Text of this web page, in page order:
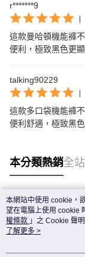
r*******9
這款曼哈頓機能褲
便利，極致黑色更顯
talking90229
這款多口袋機能褲
便利舒適，極致黑
本分類熱銷全
熱門標籤
本網站中使用 cookie，
望在電腦上使用 cookie
權條款 」之 Cookie 聲
用條款之 Cookie 聲明使
了解更多 >